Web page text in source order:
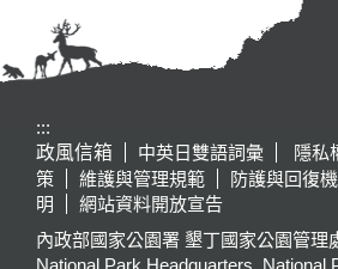
:::
政風信箱
中英日雙語詞彙 隱私
策
維護與管理規範 防護與回復
明
網站資料開放宣告
內政部國家公園署 墾丁國家公園管理
National Park Headquarters, National